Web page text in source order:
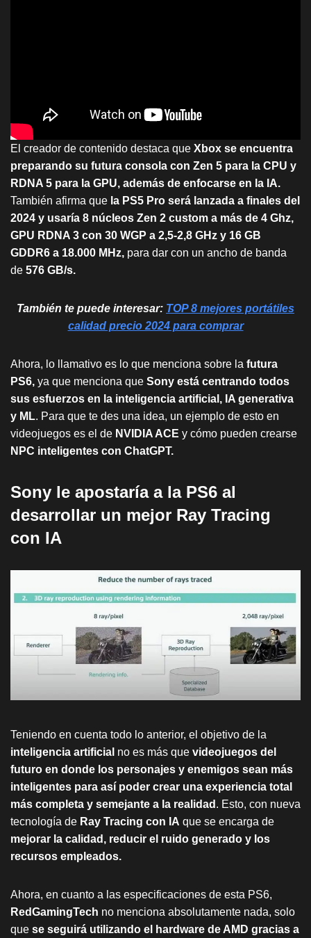
El creador de contenido destaca que Xbox se encuentra
preparando su futura consola con Zen 5 para la CPU y
RDNA 5 para la GPU, además de enfocarse en la IA.
También afirma que la PS5 Pro será lanzada a finales del
2024 y usaría 8 núcleos Zen 2 custom a más de 4 Ghz,
GPU RDNA 3 con 30 WGP a 2,5-2,8 GHz y 16 GB
GDDR6 a 18.000 MHz, para dar con un ancho de banda
de 576 GB/s.
También te puede interesar: TOP 8 mejores portátiles
calidad precio 2024 para comprar
Ahora, lo llamativo es lo que menciona sobre la futura
PS6, ya que menciona que Sony está centrando todos
sus esfuerzos en la inteligencia artificial, IA generativa
y ML. Para que te des una idea, un ejemplo de esto en
videojuegos es el de NVIDIA ACE y cómo pueden crearse
NPC inteligentes con ChatGPT.
Sony le apostaría a la PS6 al
desarrollar un mejor Ray Tracing
con IA
Teniendo en cuenta todo lo anterior, el objetivo de la
inteligencia artificial no es más que videojuegos del
futuro en donde los personajes y enemigos sean más
inteligentes para así poder crear una experiencia total
más completa y semejante a la realidad . Esto, con nueva
tecnología de Ray Tracing con IA que se encarga de
mejorar la calidad, reducir el ruido generado y los
recursos empleados.
Ahora, en cuanto a las especificaciones de esta PS6,
RedGamingTech no menciona absolutamente nada, solo
que se seguirá utilizando el hardware de AMD gracias a